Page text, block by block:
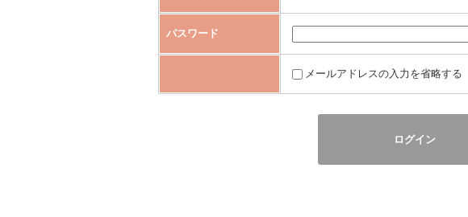
パスワード
メールアドレスの入力を省略する